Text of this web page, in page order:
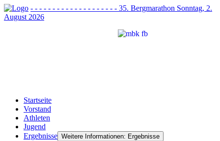
- - - - - - - - - - - - - - - - - - - - 35. Bergmarathon Sonntag, 2.
August 2026
Startseite
Vorstand
Athleten
Jugend
Ergebnisse Weitere Informationen: Ergebnisse